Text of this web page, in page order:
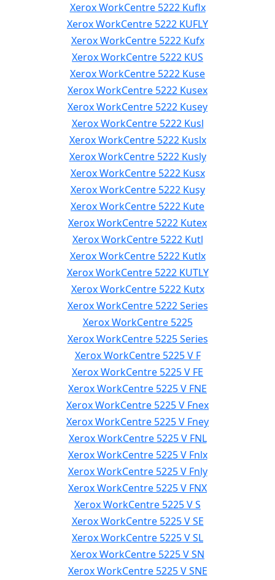
Xerox WorkCentre 5222 Kuflx
Xerox WorkCentre 5222 KUFLY
Xerox WorkCentre 5222 Kufx
Xerox WorkCentre 5222 KUS
Xerox WorkCentre 5222 Kuse
Xerox WorkCentre 5222 Kusex
Xerox WorkCentre 5222 Kusey
Xerox WorkCentre 5222 Kusl
Xerox WorkCentre 5222 Kuslx
Xerox WorkCentre 5222 Kusly
Xerox WorkCentre 5222 Kusx
Xerox WorkCentre 5222 Kusy
Xerox WorkCentre 5222 Kute
Xerox WorkCentre 5222 Kutex
Xerox WorkCentre 5222 Kutl
Xerox WorkCentre 5222 Kutlx
Xerox WorkCentre 5222 KUTLY
Xerox WorkCentre 5222 Kutx
Xerox WorkCentre 5222 Series
Xerox WorkCentre 5225
Xerox WorkCentre 5225 Series
Xerox WorkCentre 5225 V F
Xerox WorkCentre 5225 V FE
Xerox WorkCentre 5225 V FNE
Xerox WorkCentre 5225 V Fnex
Xerox WorkCentre 5225 V Fney
Xerox WorkCentre 5225 V FNL
Xerox WorkCentre 5225 V Fnlx
Xerox WorkCentre 5225 V Fnly
Xerox WorkCentre 5225 V FNX
Xerox WorkCentre 5225 V S
Xerox WorkCentre 5225 V SE
Xerox WorkCentre 5225 V SL
Xerox WorkCentre 5225 V SN
Xerox WorkCentre 5225 V SNE